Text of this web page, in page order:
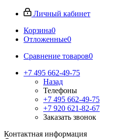
Личный кабинет
Корзина0
Отложенные0
Сравнение товаров0
+7 495 662-49-75
Назад
Телефоны
+7 495 662-49-75
+7 920 621-82-67
Заказать звонок
Контактная информация